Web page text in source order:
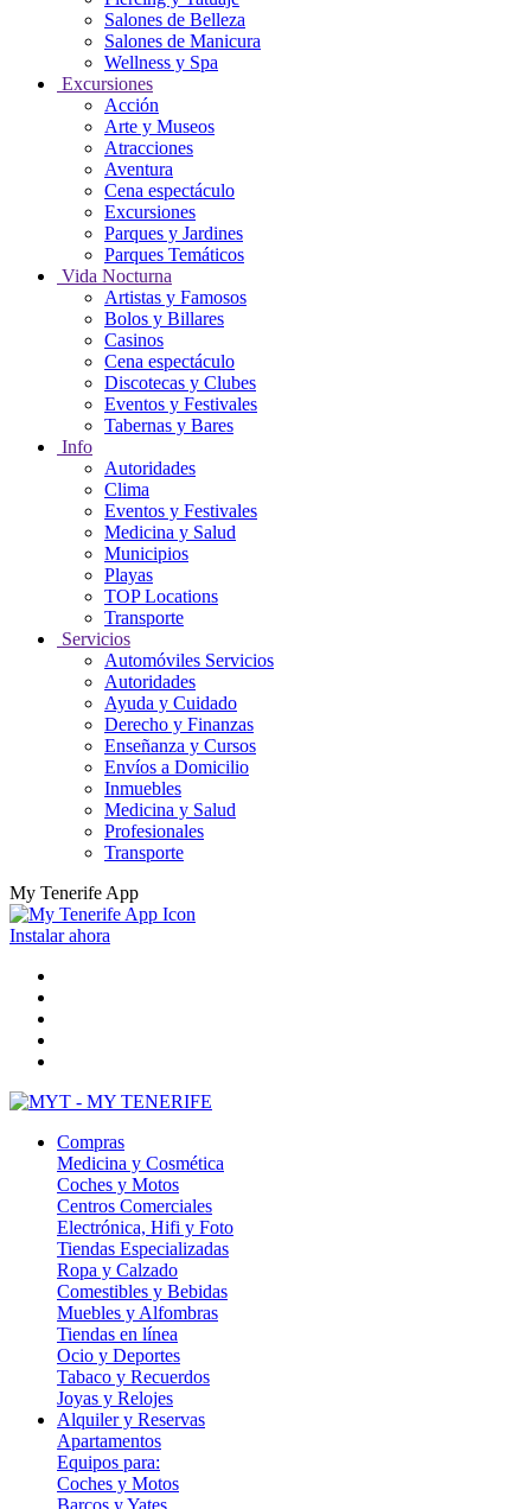
Salones de Belleza
Salones de Manicura
Wellness y Spa
Excursiones
Acción
Arte y Museos
Atracciones
Aventura
Cena espectáculo
Excursiones
Parques y Jardines
Parques Temáticos
Vida Nocturna
Artistas y Famosos
Bolos y Billares
Casinos
Cena espectáculo
Discotecas y Clubes
Eventos y Festivales
Tabernas y Bares
Info
Autoridades
Clima
Eventos y Festivales
Medicina y Salud
Municipios
Playas
TOP Locations
Transporte
Servicios
Automóviles Servicios
Autoridades
Ayuda y Cuidado
Derecho y Finanzas
Enseñanza y Cursos
Envíos a Domicilio
Inmuebles
Medicina y Salud
Profesionales
Transporte
My Tenerife App
Instalar ahora
Compras
Medicina y Cosmética
Coches y Motos
Centros Comerciales
Electrónica, Hifi y Foto
Tiendas Especializadas
Ropa y Calzado
Comestibles y Bebidas
Muebles y Alfombras
Tiendas en línea
Ocio y Deportes
Tabaco y Recuerdos
Joyas y Relojes
Alquiler y Reservas
Apartamentos
Equipos para:
Coches y Motos
Barcos y Yates